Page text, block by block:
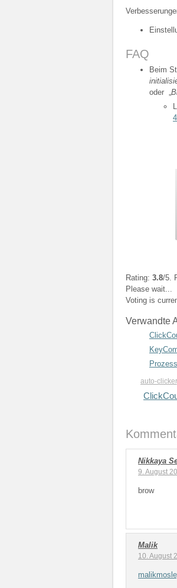
FAQ
Beim
oder „
Rating: 3.8/5.
Please wait...
Voting is
Verwandte
auto-clicker
Nikkaya
9. August
brow
Malik
10. August